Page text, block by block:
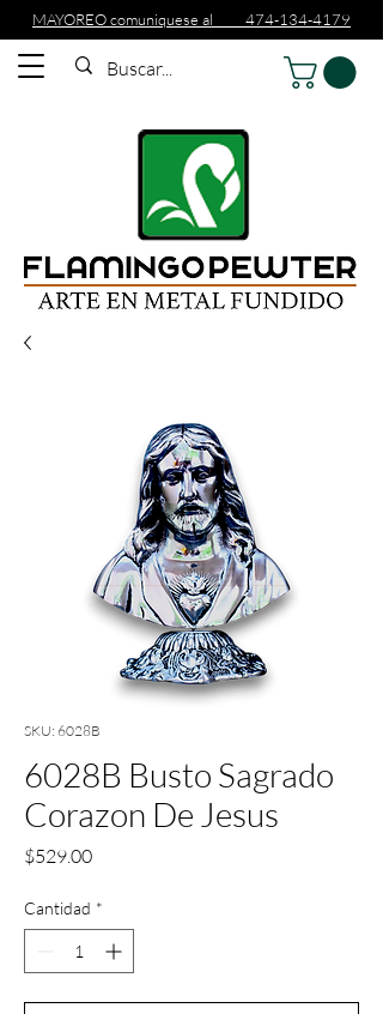
MAYOREO comuniquese al 474-134-4179
SKU: 6028B
6028B Busto Sagrado
Corazon De Jesus
$529.00Precio
Cantidad *